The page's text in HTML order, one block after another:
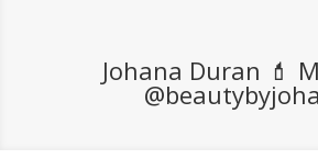
Johana Duran 💄
@beautybyjoha